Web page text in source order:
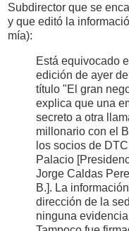
Subdirector que se
y que editó la
mía):
Está equivocado
edición de ayer de
título "El gran
explica que una
secreto a otra
millonario con el
los socios de
Palacio
Jorge Caldas
B.]. La
dirección de la
ninguna